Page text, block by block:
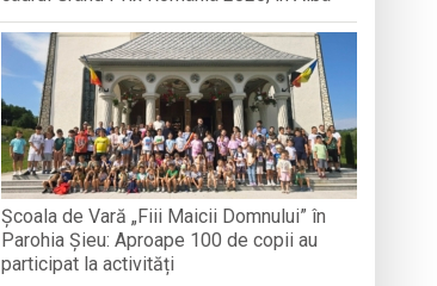
Școala de Vară „Fiii Maicii Domnului” în
Parohia Șieu: Aproape 100 de copii au
participat la activități